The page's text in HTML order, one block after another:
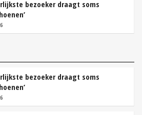
bezoeker draagt soms
bezoeker draagt soms